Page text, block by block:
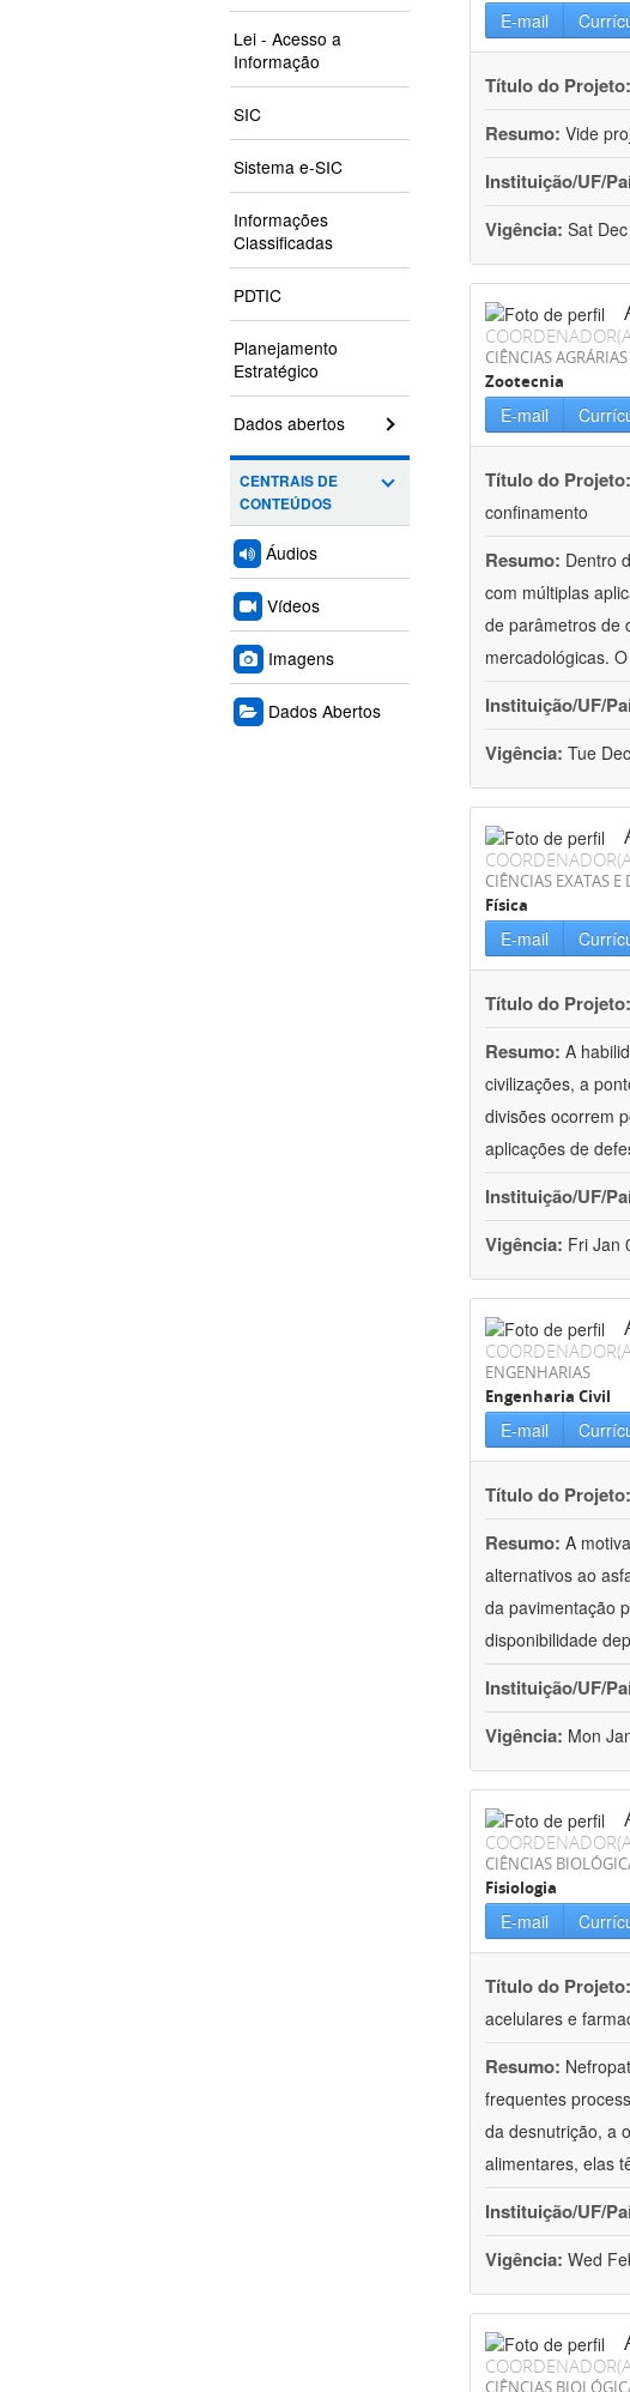
Lei - Acesso a
Informação
SIC
Sistema e-SIC
Informações
Classificadas
PDTIC
Planejamento
Estratégico
Dados abertos
CENTRAIS DE
CONTEÚDOS
Áudios
Vídeos
Imagens
Dados Abertos
E-mail
Título do Projeto:
Resumo: Vide
Instituição/UF/
Vigência: Sat
CIÊNCIAS AGRÁRIAS
Zootecnia
E-mail
Título do Projeto:
confinamento
Resumo: Dentro
com múltiplas
de parâmetros de
mercadológicas.
Instituição/UF/
Vigência: Tue
CIÊNCIAS EXATAS E
Física
E-mail
Título do Projeto:
Resumo: A
civilizações, a
divisões ocorrem
aplicações de
Instituição/UF/
Vigência: Fri Jan
ENGENHARIAS
Engenharia Civil
E-mail
Título do Projeto:
Resumo: A
alternativos ao
da pavimentação
disponibilidade
Instituição/UF/
Vigência: Mon
CIÊNCIAS
Fisiologia
E-mail
Título do Projeto:
acelulares e
Resumo:
frequentes
da desnutrição, a
alimentares, elas
Instituição/UF/
Vigência: Wed
CIÊNCIAS